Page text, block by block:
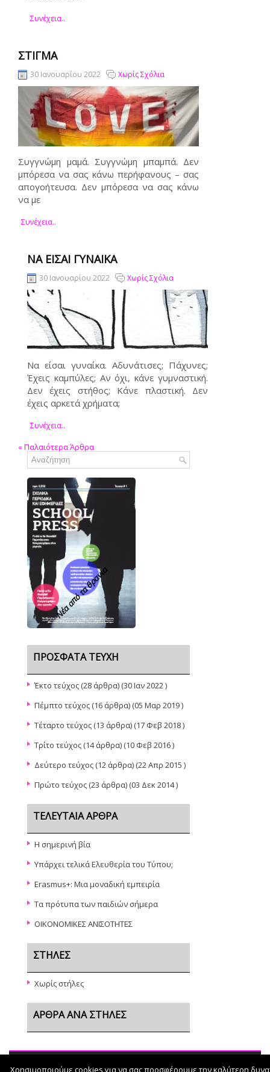
Συνέχεια..
ΣΤΊΓΜΑ
30 Ιανουαρίου 2022 Χωρίς Σχόλια
Συγγνώμη μαμά. Συγγνώμη μπαμπά. Δεν
μπόρεσα να σας κάνω περήφανους – σας
απογοήτευσα. Δεν μπόρεσα να σας κάνω
να με
Συνέχεια..
ΝΑ ΕΊΣΑΙ ΓΥΝΑΊΚΑ
30 Ιανουαρίου 2022 Χωρίς Σχόλια
Να είσαι γυναίκα. Αδυνάτισες; Πάχυνες;
Έχεις καμπύλες; Αν όχι, κάνε γυμναστική.
Δεν έχεις στήθος; Κάνε πλαστική. Δεν
έχεις αρκετά χρήματα;
Συνέχεια..
«Παλαιότερα Άρθρα
Νέα από τα θρανία
ΠΡΌΣΦΑΤΑ ΤΕΎΧΗ
Έκτο τεύχος (28 άρθρα) (30 Ιαν 2022 )
Πέμπτο τεύχος (16 άρθρα) (05 Μαρ 2019 )
Τέταρτο τεύχος (13 άρθρα) (17 Φεβ 2018 )
Τρίτο τεύχος (14 άρθρα) (10 Φεβ 2016 )
Δεύτερο τεύχος (12 άρθρα) (22 Απρ 2015 )
Πρώτο τεύχος (23 άρθρα) (03 Δεκ 2014 )
ΤΕΛΕΥΤΑΊΑ ΆΡΘΡΑ
Η σημερινή βία
Υπάρχει τελικά Ελευθερία του Τύπου;
Erasmus+: Μια μοναδική εμπειρία
Τα πρότυπα των παιδιών σήμερα
ΟΙΚΟΝΟΜΙΚΕΣ ΑΝΙΣΟΤΗΤΕΣ
ΣΤΉΛΕΣ
Χωρίς στήλες
ΆΡΘΡΑ ΑΝΆ ΣΤΉΛΕΣ
Χρησιμοποιούμε cookies για να σας προσφέρουμε την καλύτερη